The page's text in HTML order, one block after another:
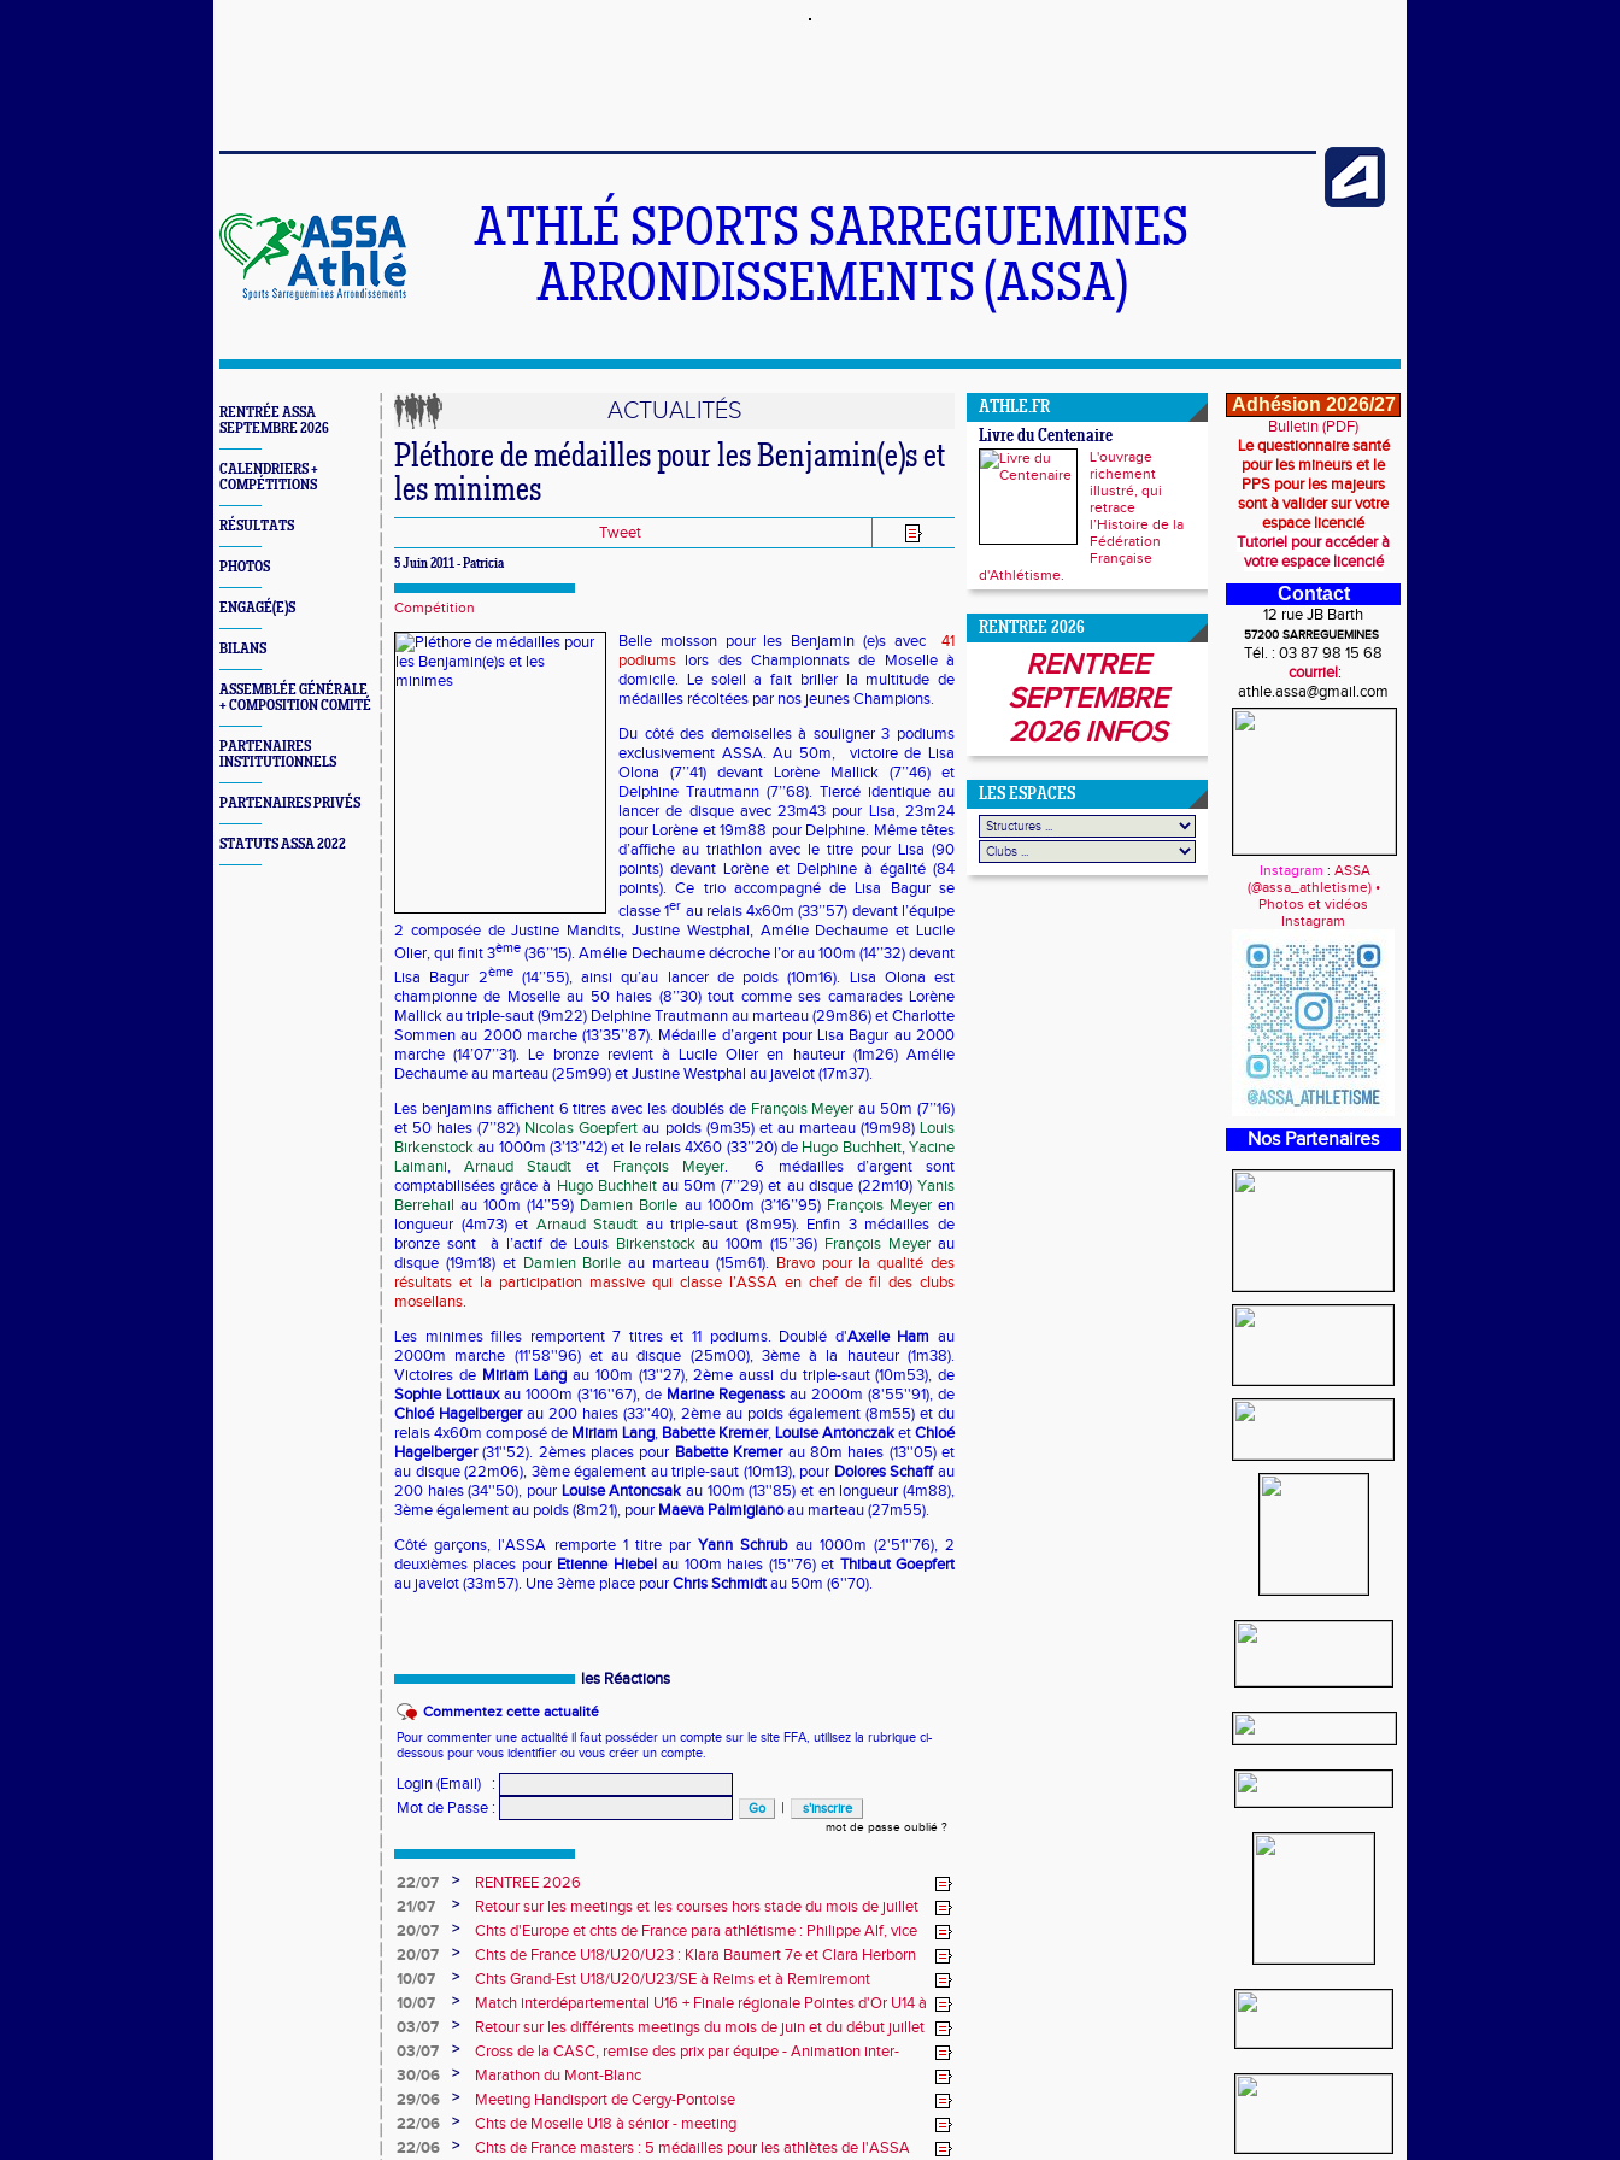
ATHLÉ SPORTS SARREGUEMINES
ARRONDISSEMENTS (ASSA)
RENTRÉE ASSA
SEPTEMBRE 2026
CALENDRIERS +
COMPÉTITIONS
RÉSULTATS
PHOTOS
ENGAGÉ(E)S
BILANS
ASSEMBLÉE GÉNÉRALE
+ COMPOSITION COMITÉ
PARTENAIRES
INSTITUTIONNELS
PARTENAIRES PRIVÉS
STATUTS ASSA 2022
ACTUALITÉS
Pléthore de médailles pour les Benjamin(e)s et
les minimes
Tweet
5 Juin 2011 - Patricia
Compétition
Belle moisson pour les Benjamin (e)s avec
41
podiums lors des Championnats de Moselle à
domicile. Le soleil a fait briller la multitude de
médailles récoltées par nos jeunes Champions.
Du côté des demoiselles à souligner 3 podiums
exclusivement ASSA. Au 50m,
victoire deLisa
Olona
(7’’41) devant Lorène Mallick (7’’46) et
Delphine Trautmann (7’’68). Tiercé identique au
lancer de disque avec 23m43 pour Lisa, 23m24
pourLorène et 19m88 pourDelphine. Même têtes
d’affiche au triathlon avec le titre pour Lisa (90
points) devant Lorène et Delphine à égalité (84
points). Ce trio accompagné deLisa Bagurse
classe 1er au relais 4x60m (33’’57) devant l’équipe
2 composée deJustine Mandits, Justine Westphal, Amélie DechaumeetLucile
Olier, qui finit 3ème (36’’15).Amélie Dechaumedécroche l’or au 100m (14’’32) devant
Lisa Bagur 2ème(14’’55), ainsi qu’au lancer de poids (10m16). Lisa Olona est
championne de Moselle au 50 haies (8’’30) tout comme ses camarades Lorène
Mallickau triple-saut (9m22) Delphine Trautmannau marteau (29m86) etCharlotte
Sommenau 2000 marche (13’35’’87). Médaille d’argent pourLisa Bagur au 2000
marche (14’07’’31). Le bronze revient àLucile Olieren hauteur (1m26)Amélie
Dechaumeau marteau (25m99) etJustine Westphal au javelot (17m37).
Les benjamins affichent 6 titres avec les doublés de François Meyerau 50m (7’’16)
et 50 haies (7’’82) Nicolas Goepfert au poids (9m35) et au marteau (19m98)Louis
Birkenstockau 1000m (3’13’’42) et le relais 4X60 (33’’20) de Hugo Buchheit,Yacine
Laimani,Arnaud Staudt etFrançois Meyer.
6 médailles d’argent sont
comptabilisées grâce à Hugo Buchheitau 50m (7’’29) et au disque (22m10)Yanis
Berrehailau 100m (14’’59) Damien Borile au 1000m (3’16’’95)François Meyeren
longueur (4m73) et Arnaud Staudt au triple-saut (8m95). Enfin 3 médailles de
bronze sont
à l’actif de Louis Birkenstockau 100m (15’’36) François Meyerau
disque (19m18) et Damien Borileau marteau (15m61). Bravo pour la qualité des
résultats et la participation massive qui classe l’ASSA en chef de fil des clubs
mosellans.
Les minimes filles remportent 7 titres et 11 podiums. Doublé d'Axelle Ham au
2000m marche (11'58''96) et au disque (25m00), 3ème à la hauteur (1m38).
Victoires de Miriam Lang au 100m (13''27), 2ème aussi du triple-saut (10m53), de
Sophie Lottiauxau 1000m (3'16''67), de Marine Regenass au 2000m (8'55''91), de
Chloé Hagelbergerau 200 haies (33''40), 2ème au poids également (8m55) et du
relais 4x60m composé de Miriam Lang, Babette Kremer, Louise AntonczaketChloé
Hagelberger(31''52). 2èmes places pour Babette Kremerau 80m haies (13''05) et
au disque (22m06), 3ème également au triple-saut (10m13), pour Dolores Schaffau
200 haies (34''50), pour Louise Antoncsak au 100m (13''85) et en longueur (4m88),
3ème également au poids (8m21), pour Maeva Palmigianoau marteau (27m55).
Côté garçons, l'ASSA remporte 1 titre parYann Schrubau 1000m (2'51''76), 2
deuxièmes places pour Etienne Hiebelau 100m haies (15''76) et Thibaut Goepfert
au javelot (33m57). Une 3ème place pourChris Schmidtau 50m (6''70).
les Réactions
Commentez cette actualité
Pour commenter une actualité il faut posséder un compte sur le site FFA, utilisez la rubrique ci-
dessous pour vous identifier ou vous créer un compte.
Login (Email)
:
Mot de Passe : |
mot de passe oublié ?
22/07 >
RENTREE 2026
21/07
>
Retour sur les meetings et les courses hors stade du mois de juillet
20/07
>
Chts d'Europe et chts de France para athlétisme : Philippe Alf, vice
champion d'Europe et multiples médaillés aux France
20/07 >
Chts de France U18/U20/U23 : Klara Baumert 7e et Clara Herborn
10e
10/07 >
Chts Grand-Est U18/U20/U23/SE à Reims et à Remiremont
10/07
>
Match interdépartemental U16 + Finale régionale Pointes d'Or U14 à
Obernai
03/07 >
Retour sur les différents meetings du mois de juin et du début juillet
03/07
>
Cross de la CASC, remise des prix par équipe - Animation inter-
collèges
30/06 >
Marathon du Mont-Blanc
29/06
>
Meeting Handisport de Cergy-Pontoise
22/06
>
Chts de Moselle U18 à sénior - meeting
22/06
>
Chts de France masters : 5 médailles pour les athlètes de l'ASSA
ATHLE.FR
Livre du Centenaire
L'ouvrage
richement
illustré, qui
retrace
l’Histoire de la
Fédération
Française
d'Athlétisme.
RENTREE 2026
RENTREE
SEPTEMBRE
2026 INFOS
LES ESPACES
Adhésion 2026/27
Bulletin (PDF)
Le questionnaire santé
pour les mineurs et le
PPS pour les majeurs
sont à valider sur votre
espace licencié
Tutoriel pour accéder à
votre espace licencié
Contact
12 rue JB Barth
57200 SARREGUEMINES
Tél. : 03 87 98 15 68
courriel:
athle.assa@gmail.com
Instagram : ASSA
(@assa_athletisme) •
Photos et vidéos
Instagram
Nos Partenaires